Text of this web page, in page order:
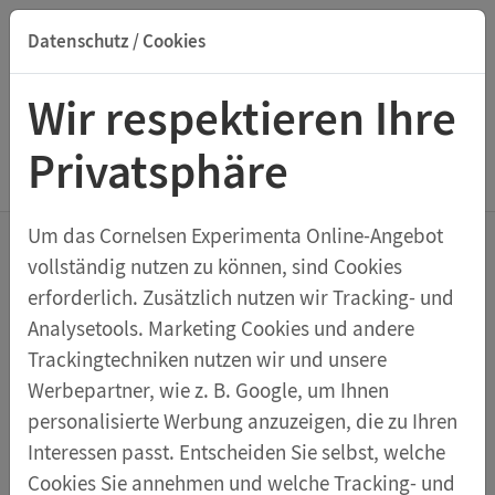
Datenschutz / Cookies
Wir respektieren Ihre
Privatsphäre
Um das Cornelsen Experimenta Online-Angebot
vollständig nutzen zu können, sind Cookies
erforderlich. Zusätzlich nutzen wir Tracking- und
Analysetools. Marketing Cookies und andere
Trackingtechniken nutzen wir und unsere
Werbepartner, wie z. B. Google, um Ihnen
personalisierte Werbung anzuzeigen, die zu Ihren
Interessen passt. Entscheiden Sie selbst, welche
Cookies Sie annehmen und welche Tracking- und
Suche nach Titel, ISBN, Webcode, Stichwort...
Menu Elektrik und Magnetismus
Physik-Experimentier-Set zur
Elektronik
Schüler-Set Elektronik MIT Universal-
Steckplatte
Das Schüler-Set Elektronik mit Universal-Steckplatte
ist die ideale Lösung für Lehrerinnen und Lehrer, die